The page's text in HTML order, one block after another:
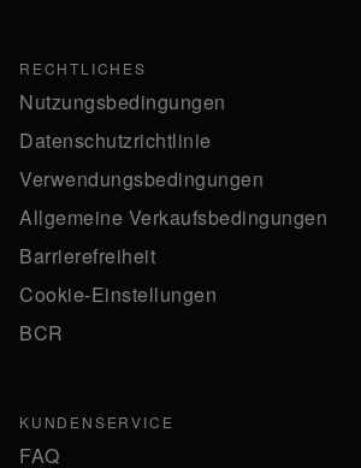
RECHTLICHES
Nutzungsbedingungen
Datenschutzrichtlinie
Verwendungsbedingungen
Allgemeine Verkaufsbedingungen
Barrierefreiheit
Cookie-Einstellungen
BCR
KUNDENSERVICE
FAQ